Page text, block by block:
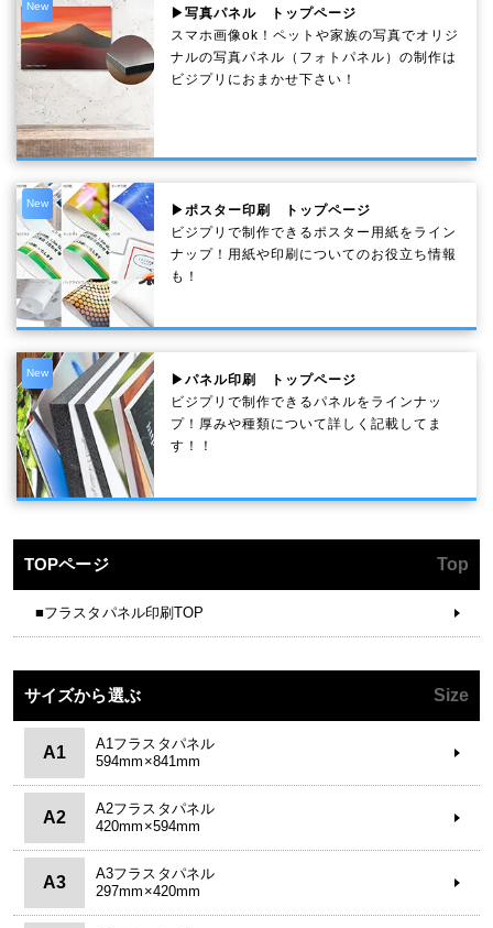
New
▶写真パネル トップページ
スマホ画像ok！ペットや家族の写真でオリジ
ナルの写真パネル（フォトパネル）の制作は
ビジプリにおまかせ下さい！
New
▶ポスター印刷 トップページ
ビジプリで制作できるポスター用紙をライン
ナップ！用紙や印刷についてのお役立ち情報
も！
New
▶パネル印刷 トップページ
ビジプリで制作できるパネルをラインナッ
プ！厚みや種類について詳しく記載してま
す！！
TOPページ Top
■フラスタパネル印刷TOP
サイズから選ぶ Size
A1
A1フラスタパネル
594mm×841mm
A2
A2フラスタパネル
420mm×594mm
A3
A3フラスタパネル
297mm×420mm